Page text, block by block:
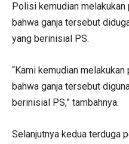
Polisi kemudian melakukan
bahwa ganja tersebut
yang berinisial PS.
“Kami kemudian
bahwa ganja tersebut
berinisial PS,” tambahnya.
Selanjutnya kedua terduga